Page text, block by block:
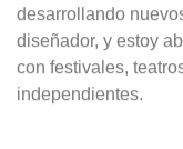
desarrollando
diseñador, y estoy
con festivales,
independientes.